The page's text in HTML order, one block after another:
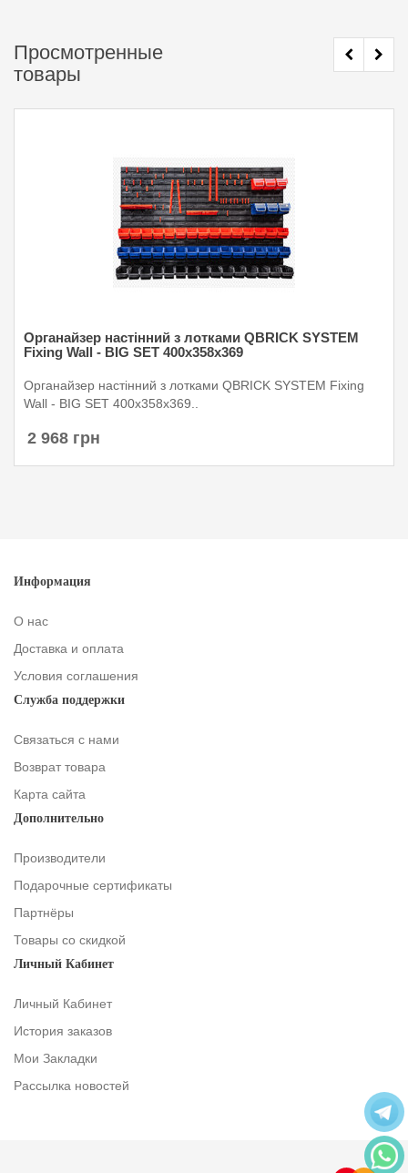
Просмотренные
товары
Органайзер настінний з лотками QBRICK SYSTEM
Fixing Wall - BIG SET 400x358x369
Органайзер настінний з лотками QBRICK SYSTEM Fixing
Wall - BIG SET 400x358x369..
2 968 грн
Информация
О нас
Доставка и оплата
Условия соглашения
Служба поддержки
Связаться с нами
Возврат товара
Карта сайта
Дополнительно
Производители
Подарочные сертификаты
Партнёры
Товары со скидкой
Личный Кабинет
Личный Кабинет
История заказов
Мои Закладки
Рассылка новостей